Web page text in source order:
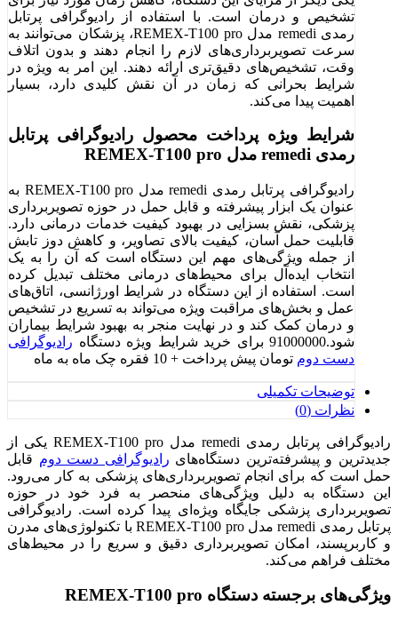
تشخیص و درمان است. با استفاده از رادیوگرافی پرتابل
رمدی remedi مدل REMEX-T100 pro، پزشکان می‌توانند به
سرعت تصویربرداری‌های لازم را انجام دهند و بدون اتلاف
وقت، تشخیص‌های دقیق‌تری ارائه دهند. این امر به ویژه در
شرایط بحرانی که زمان در آن نقش کلیدی دارد، بسیار
اهمیت پیدا می‌کند.
شرایط ویژه پرداخت محصول رادیوگرافی پرتابل
رمدی remedi مدل REMEX-T100 pro
رادیوگرافی پرتابل رمدی remedi مدل REMEX-T100 pro به
عنوان یک ابزار پیشرفته و قابل حمل در حوزه تصویربرداری
پزشکی، نقش بسزایی در بهبود کیفیت خدمات درمانی دارد.
قابلیت حمل آسان، کیفیت بالای تصاویر، و کاهش دوز تابش
از جمله ویژگی‌های مهم این دستگاه است که آن را به یک
انتخاب ایده‌آل برای محیط‌های درمانی مختلف تبدیل کرده
است. استفاده از این دستگاه در شرایط اورژانسی، اتاق‌های
عمل و بخش‌های مراقبت ویژه می‌تواند به تسریع در تشخیص
و درمان کمک کند و در نهایت منجر به بهبود شرایط بیماران
شود.91000000 برای خرید شرایط ویژه دستگاه
رادیوگرافی
دست دوم تومان پیش پرداخت + 10 فقره چک ماه به ماه
توضیحات تکمیلی
نظرات (0)
رادیوگرافی پرتابل رمدی remedi مدل REMEX-T100 pro یکی از
جدیدترین و پیشرفته‌ترین دستگاه‌های رادیوگرافی دست دوم قابل
حمل است که برای انجام تصویربرداری‌های پزشکی به کار می‌رود.
این دستگاه به دلیل ویژگی‌های منحصر به فرد خود در حوزه
تصویربرداری پزشکی جایگاه ویژه‌ای پیدا کرده است. رادیوگرافی
پرتابل رمدی remedi مدل REMEX-T100 pro با تکنولوژی‌های مدرن
و کاربرپسند، امکان تصویربرداری دقیق و سریع را در محیط‌های
مختلف فراهم می‌کند.
ویژگی‌های برجسته دستگاه REMEX-T100 pro